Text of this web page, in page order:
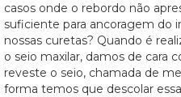
casos onde o rebordo não
suficiente para ancoragem do
nossas curetas? Quando é
o seio maxilar, damos de cara
reveste o seio, chamada de
forma temos que descolar